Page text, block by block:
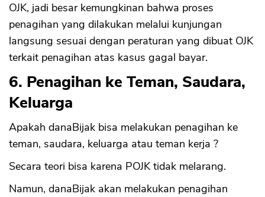
OJK, jadi besar kemungkinan bahwa proses
penagihan yang dilakukan melalui kunjungan
langsung sesuai dengan peraturan yang dibuat OJK
terkait penagihan atas kasus gagal bayar.
6. Penagihan ke Teman, Saudara,
Keluarga
Apakah danaBijak bisa melakukan penagihan ke
teman, saudara, keluarga atau teman kerja ?
Secara teori bisa karena POJK tidak melarang.
Namun, danaBijak akan melakukan penagihan